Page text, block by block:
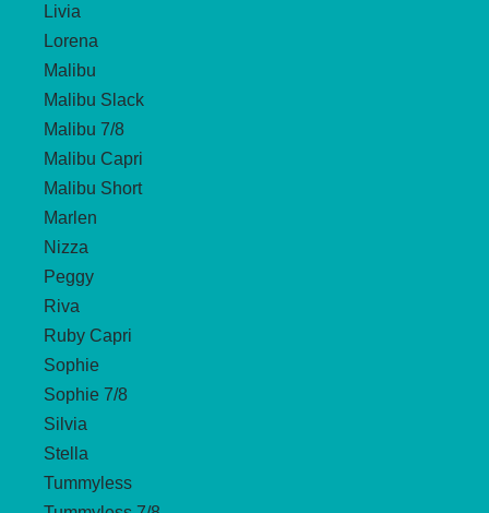
Livia
Lorena
Malibu
Malibu Slack
Malibu 7/8
Malibu Capri
Malibu Short
Marlen
Nizza
Peggy
Riva
Ruby Capri
Sophie
Sophie 7/8
Silvia
Stella
Tummyless